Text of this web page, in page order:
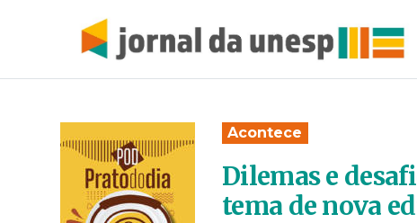
Acontece
Dilemas e
tema de nova